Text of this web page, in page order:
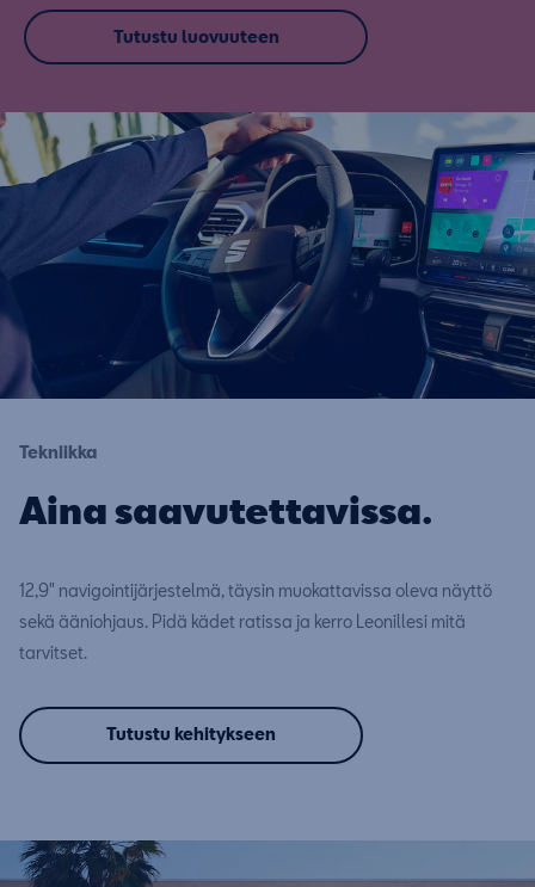
Tutustu luovuuteen
Tekniikka
Aina saavutettavissa.
12,9" navigointijärjestelmä, täysin muokattavissa oleva näyttö
sekä ääniohjaus. Pidä kädet ratissa ja kerro Leonillesi mitä
tarvitset.
Tutustu kehitykseen